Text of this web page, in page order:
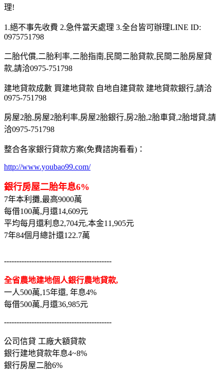
理!
1.絕不事先收費 2.急件當天處理 3.全台皆可辦理LINE ID:
0975751798
二胎代償,二胎利率,二胎指南,民間二胎貸款,民間二胎房屋貸
款,請洽0975-751798
建地貸款成數 買建地貸款 自地自建貸款 建地貸款銀行,請洽
0975-751798
房屋2胎,房屋2胎利率,房屋2胎銀行,房2胎,2胎車貸,2胎增貸,請
洽0975-751798
整合各家銀行貸款方案(免費諮詢看看)：
http://www.youbao99.com/
銀行房屋二胎年息6%
7年本利攤,最高9000萬
每借100萬,月還14,609元
平均每月還利息2,704元,本金11,905元
7年84個月總計還122.7萬
-------------------------------------------
全省農地建地個人銀行農地貸款,
一人500萬,15年還, 年息4%
每借500萬,月還36,985元
-------------------------------------------
公司信貸 工廠大額貸款
銀行建地貸款年息4~8%
銀行房屋二胎6%